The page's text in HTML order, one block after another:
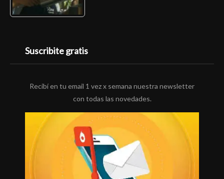
Suscribite gratis
Recibí en tu email 1 vez x semana nuestra newsletter
con todas las novedades.